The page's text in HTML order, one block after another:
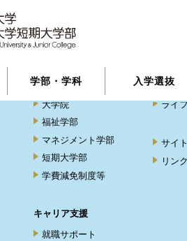
学部・学科 入学選抜
入学選抜
オープンキャンパス
等
大学院
福祉学部
マネジメント学部
短期大学部
学費減免制度等
キャリア支援
就職サポート
キャ
介
ライ
サイ
リン